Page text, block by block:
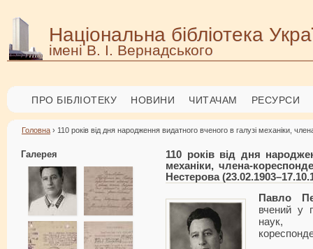
Національна бібліотека
імені В. І. Вернадського
ПРО БІБЛІОТЕКУ НОВИНИ ЧИТАЧАМ РЕСУРСИ
Головна › 110 років від дня народження видатного вченого в галузі механіки,
Галерея
110 років від дня
механіки, члена-
Нестерова
Павло
вчений у
наук,